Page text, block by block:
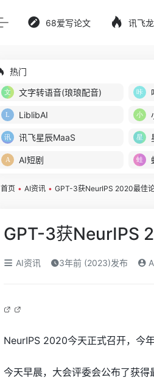
68爱写论文 讯飞
热门
文字转语音(琅琅配音)
LiblibAI
讯飞星辰MaaS
AI短剧
首页 • AI资讯 • GPT-3获NeurIPS 2020最佳
GPT-3获NeurIPS
AI资讯 3年前 (2023)发布
NeurIPS 2020今天正式召开，今
今天早晨，大会评委会公布了获得